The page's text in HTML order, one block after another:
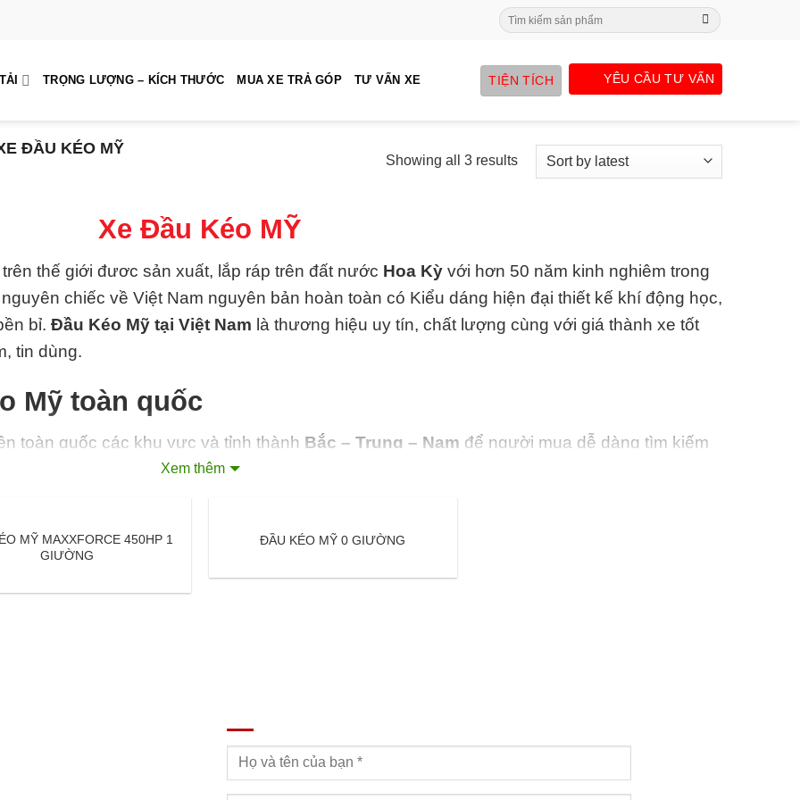
Search
for:
TRỌNG LƯỢNG – KÍCH THƯỚC MUA XE TRẢ GÓP TƯ VẤN XE TIỆN TÍCH YÊU CẦU TƯ VẤN
ĐẦU KÉO MỸ
Showing all 3 results
Xe Đầu Kéo MỸ
thế giới đươc sản xuất, lắp ráp trên đất nước Hoa Kỳ với hơn 50 năm kinh nghiêm trong
chiếc về Việt Nam nguyên bản hoàn toàn có Kiểu dáng hiện đại thiết kế khí động học,
bỉ. Đầu Kéo Mỹ tại Việt Nam là thương hiệu uy tín, chất lượng cùng với giá thành xe tốt
tin dùng.
Mỹ toàn quốc
toàn quốc các khu vực và tỉnh thành Bắc – Trung – Nam để người mua dễ dàng tìm kiếm
Dưới đây là danh sách đại lýĐầu Kéo Mỹ
Xem thêm
MỸ MAXXFORCE 450HP 1
GIƯỜNG
ĐẦU KÉO MỸ 0 GIƯỜNG